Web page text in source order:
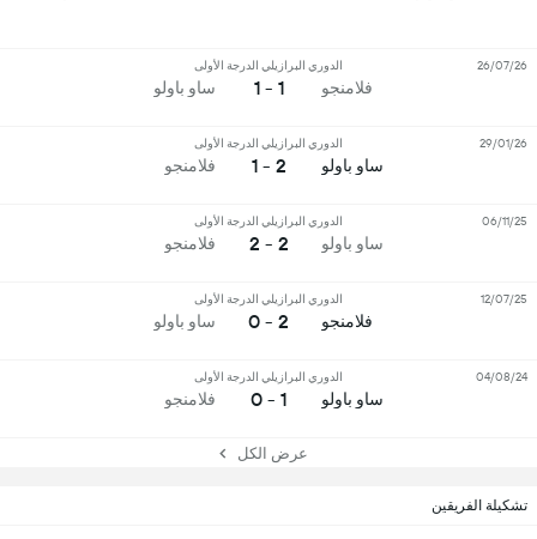
تشكيلة الفريقين
فلامنجو
الدوري البرازيلي الدرجة الأولى
1 - 1 ساو باولو
26/07/26
ساو باولو
الدوري البرازيلي الدرجة الأولى
2 - 1 فلامنجو
29/01/26
ساو باولو
الدوري البرازيلي الدرجة الأولى
2 - 2 فلامنجو
06/11/25
فلامنجو
الدوري البرازيلي الدرجة الأولى
2 - 0 ساو باولو
12/07/25
ساو باولو
الدوري البرازيلي الدرجة الأولى
1 - 0 فلامنجو
04/08/24
عرض الكل